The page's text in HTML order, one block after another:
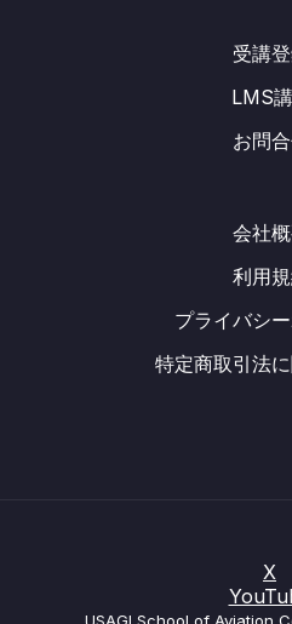
受講
LMS
お問
会社
利用
プライバシ
特定商取引法
X